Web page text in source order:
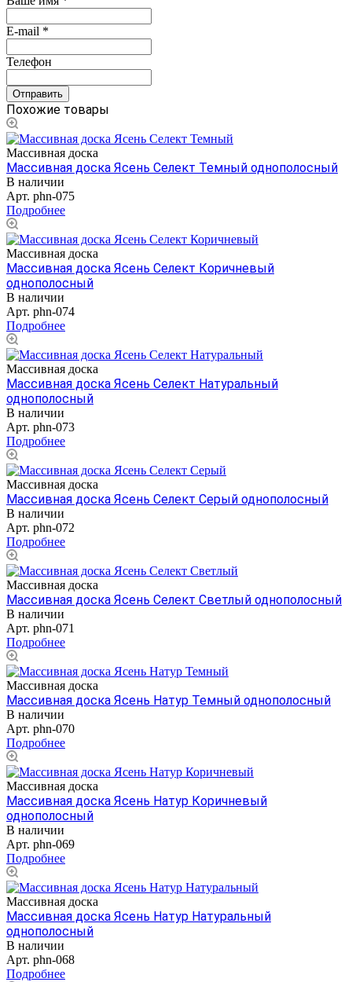
E-mail *
Телефон
Похожие товары
Массивная доска
Массивная доска Ясень Селект Темный однополосный
В наличии
Арт. phn-075
Подробнее
Массивная доска
Массивная доска Ясень Селект Коричневый
однополосный
В наличии
Арт. phn-074
Подробнее
Массивная доска
Массивная доска Ясень Селект Натуральный
однополосный
В наличии
Арт. phn-073
Подробнее
Массивная доска
Массивная доска Ясень Селект Серый однополосный
В наличии
Арт. phn-072
Подробнее
Массивная доска
Массивная доска Ясень Селект Светлый однополосный
В наличии
Арт. phn-071
Подробнее
Массивная доска
Массивная доска Ясень Натур Темный однополосный
В наличии
Арт. phn-070
Подробнее
Массивная доска
Массивная доска Ясень Натур Коричневый
однополосный
В наличии
Арт. phn-069
Подробнее
Массивная доска
Массивная доска Ясень Натур Натуральный
однополосный
В наличии
Арт. phn-068
Подробнее